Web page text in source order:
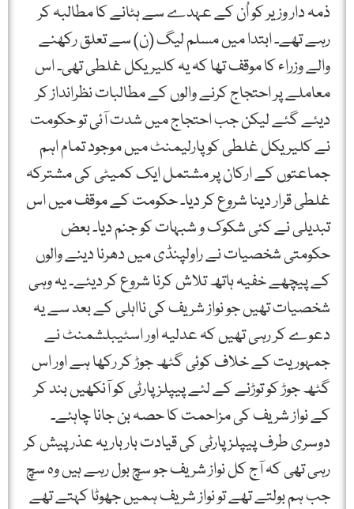
ذمہ دار وزیر کو اُن کے عہدے سے ہٹانے کا مطالبہ کر
رہے تھے۔ ابتدا میں مسلم لیگ (ن) سے تعلق رکھنے
والے وزراء کا موقف تھا کہ یہ کلیریکل غلطی تھی۔ اس
معاملے پر احتجاج کرنے والوں کے مطالبات نظرانداز کر
دیئے گئے لیکن جب احتجاج میں شدت آئی تو حکومت
نے کلیریکل غلطی کو پارلیمنٹ میں موجود تمام اہم
جماعتوں کے ارکان پر مشتمل ایک کمیٹی کی مشترکہ
غلطی قرار دینا شروع کر دیا۔ حکومت کے موقف میں اس
تبدیلی نے کئی شکوک و شبہات کو جنم دیا۔ بعض
حکومتی شخصیات نے راولپنڈی میں دھرنا دینے والوں
کے پیچھے خفیہ ہاتھ تلاش کرنا شروع کر دیئے۔ یہ وہی
شخصیات تھیں جو نواز شریف کی نااہلی کے بعد سے یہ
دعوے کر رہی تھیں کہ عدلیہ اور اسٹیبلشمنٹ نے
جمہوریت کے خلاف کوئی گٹھ جوڑ کر رکھا ہے اور اس
گٹھ جوڑ کو توڑنے کے لئے پیپلز پارٹی کو آنکھیں بند کر
کے نواز شریف کی مزاحمت کا حصہ بن جانا چاہئے۔
دوسری طرف پیپلز پارٹی کی قیادت بار بار یہ عذر پیش کر
رہی تھی کہ آج کل نواز شریف جو سچ بول رہے ہیں وہ سچ
جب ہم بولتے تھے تو نواز شریف ہمیں جھوٹا کہتے تھے